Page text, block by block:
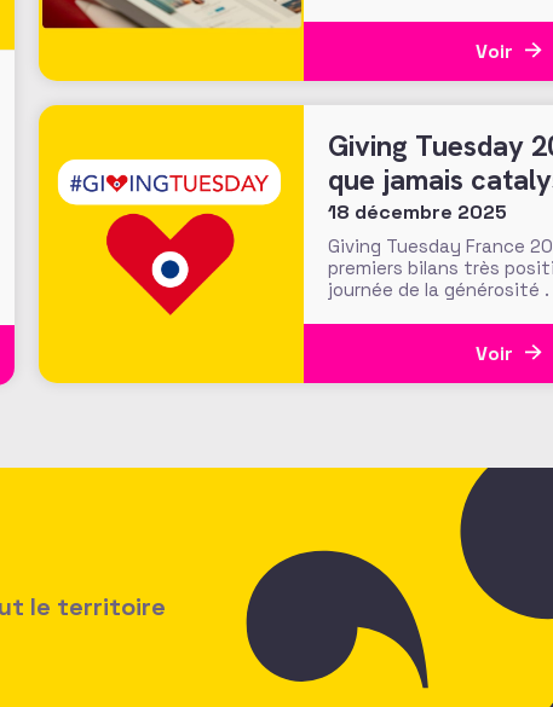
la Making WavesVoir
Giving Tuesday
que jamais
engagements
collectifs ?
18 décembre 2025
Giving Tuesday France
premiers bilans très
journée de la générosité .
Voir
le territoire